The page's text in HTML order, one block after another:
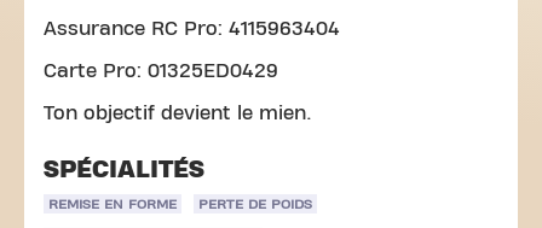
Assurance RC Pro: 4115963404
Carte Pro: 01325ED0429
Ton objectif devient le mien.
SPÉCIALITÉS
REMISE EN FORME PERTE DE POIDS